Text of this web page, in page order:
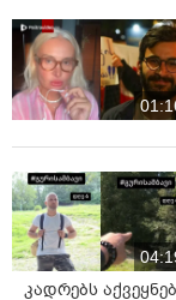
კადრებს